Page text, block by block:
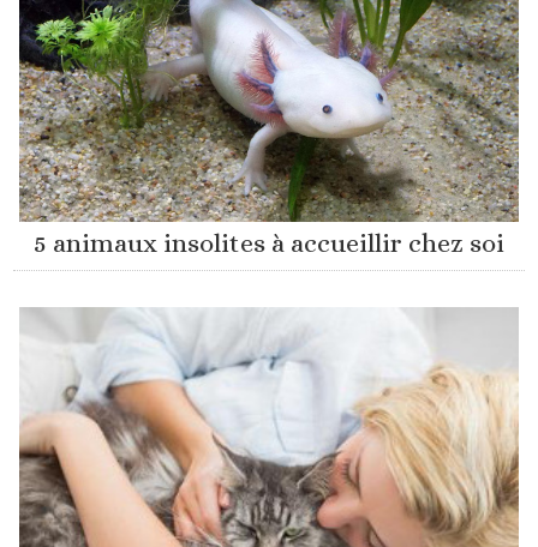
5 animaux insolites à accueillir chez soi